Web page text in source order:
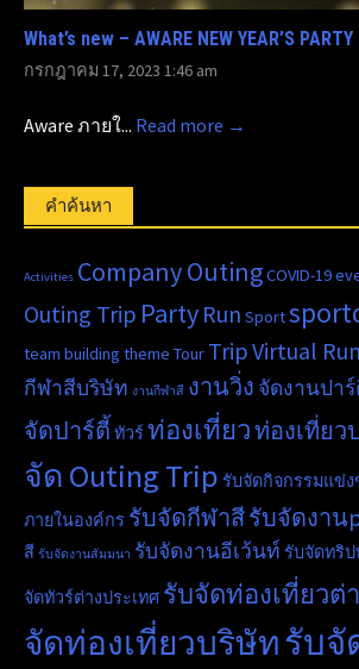
What’s new – AWARE NEW YEAR’S PARTY
กรกฎาคม 17, 2023 1:46 am
Aware ภายใ... Read more →
คำค้นหา
Activities Company OutingCOVID-19
Outing Trip Party Run Sport
team building theme Tour TripVirtual Run
กีฬาสีบริษัท งานกีฬาสี งานวิ่ง จัดงานปา
จัดปาร์ตี้ ทัวร์ท่องเที่ยวท่องเที่ยว
จัด Outing Trip รับจัดกิจกรรมแข่
ภายในองค์กร รับจัดกีฬาสีรับจัดงาน
สี รับจัดงานสัมมนา รับจัดงานอีเว้นท์ รับจัดทริป
จัดทัวร์ต่างประเทศ รับจัดท่องเที่ยวต่
จัดท่องเที่ยวบริษัทรับจั